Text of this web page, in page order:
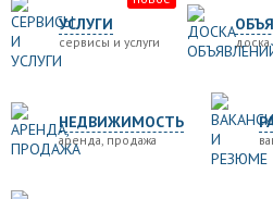
УСЛУГИ
сервисы и услуги доска
НЕДВИЖИМОСТЬ
аренда, продажа